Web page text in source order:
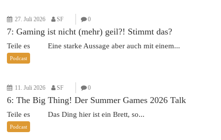
27. Juli 2026 SF 0
7: Gaming ist nicht (mehr) geil?! Stimmt das?
Teile es Eine starke Aussage aber auch mit einem...
Podcast
11. Juli 2026 SF 0
6: The Big Thing! Der Summer Games 2026 Talk
Teile es Das Ding hier ist ein Brett, so...
Podcast